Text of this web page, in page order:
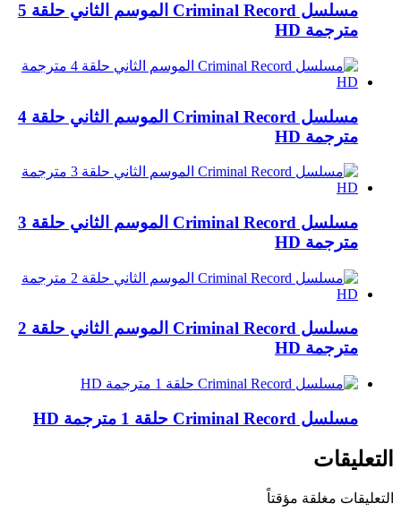
مسلسل Criminal Record الموسم الثاني حلقة 5
مترجمة HD
مسلسل Criminal Record الموسم الثاني حلقة 4
مترجمة HD
مسلسل Criminal Record الموسم الثاني حلقة 3
مترجمة HD
مسلسل Criminal Record الموسم الثاني حلقة 2
مترجمة HD
مسلسل Criminal Record حلقة 1 مترجمة HD
التعليقات
التعليقات مغلقة مؤقتاً